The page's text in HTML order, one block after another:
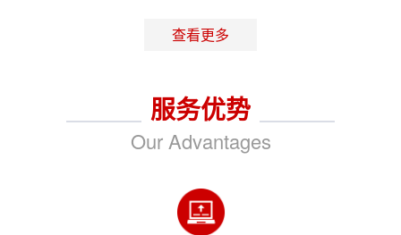
查看更多
服务优势
Our Advantages